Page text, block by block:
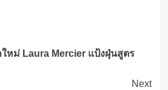
หม่ Laura Mercier แป้งฝุ่นสูตร
Next